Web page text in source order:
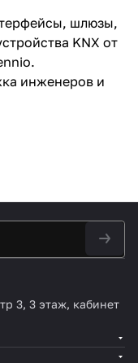
, шлюзы,
KNX от
инженеров и
3, 3 этаж, кабинет